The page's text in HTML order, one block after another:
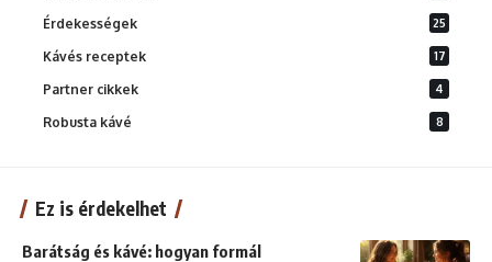
Érdekességek 25
Kávés receptek 17
Partner cikkek 4
Robusta kávé 8
Ez is érdekelhet
Barátság és kávé: hogyan formál